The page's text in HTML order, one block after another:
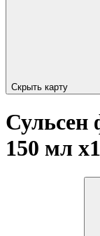
Скрыть карту
Сульсен
150 мл x1